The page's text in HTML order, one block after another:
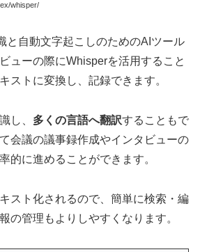
whisper/
と自動文字起こしのためのAIツール
ューの際にWhisperを活用すること
ストに変換し、記録できます。
し、 多くの言語へ翻訳することもで
会議の議事録作成やインタビューの
的に進めることができます。
スト化されるので、簡単に検索・編
の管理もよりしやすくなります。